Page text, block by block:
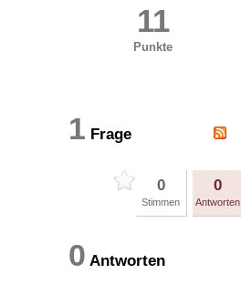
11
Punkte
1 Frage
0
Stimmen
0
Antworten
0 Antworten